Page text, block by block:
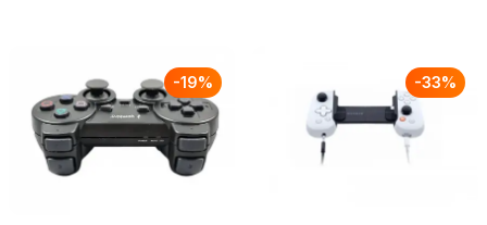
-19% -33%